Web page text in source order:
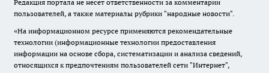
Редакция портала не несет ответственности за комментарии
пользователей, а также материалы рубрики "народные новости".
«На информационном ресурсе применяются рекомендательные
технологии (информационные технологии предоставления
информации на основе сбора, систематизации и анализа сведений,
относящихся к предпочтениям пользователей сети "Интернет",